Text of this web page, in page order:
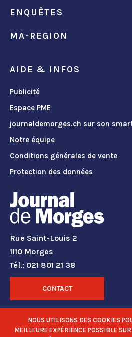
ENQUÊTES
MA-REGION
AIDE & INFOS
Publicité
Espace PME
journaldemorges.ch sur son
Notre équipe
Conditions générales de vente
Protection des données
Rue Saint-Louis 2
1110 Morges
Tél.: 021 801 21 38
CONTACT
RÉSEAUX SOCIAUX
NOUS UTILISONS DES COOKIES
MEILLEURE EXPÉRIENCE POSSIBLE